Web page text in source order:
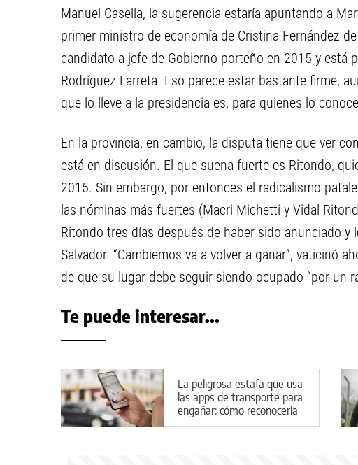
Manuel Casella, la sugerencia estaría apuntando a
primer ministro de economía de Cristina Fernández
candidato a jefe de Gobierno porteño en 2015 y está
Rodríguez Larreta. Eso parece estar bastante firme,
que lo lleve a la presidencia es, para quienes lo
En la provincia, en cambio, la disputa tiene que ver
está en discusión. El que suena fuerte es Ritondo,
2015. Sin embargo, por entonces el radicalismo
las nóminas más fuertes (Macri-Michetti y Vidal-
Ritondo tres días después de haber sido anunciado y
Salvador. “Cambiemos va a volver a ganar”, vaticinó
de que su lugar debe seguir siendo ocupado “por un
Te puede interesar...
La peligrosa estafa que usa
las apps de transporte para
engañar: cómo reconocerla